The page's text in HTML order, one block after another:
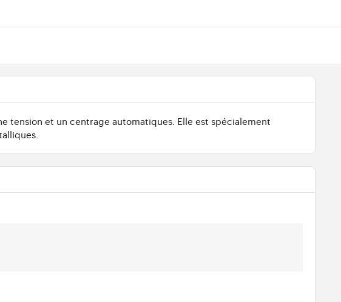
tension et un centrage automatiques. Elle est spécialement